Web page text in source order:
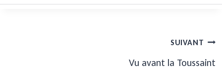
SUIVANT
Vu avant la Toussaint